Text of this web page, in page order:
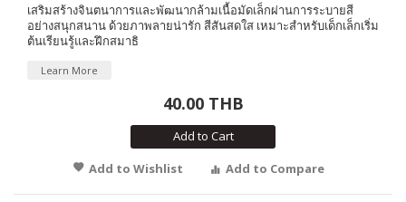
เสริมสร้างจินตนาการและพัฒนากล้ามเนื้อมัดเล็กผ่านการระบายสี
อย่างสนุกสนาน ด้วยภาพลายน่ารัก สีสันสดใส เหมาะสำหรับเด็กเล็กเริ่ม
ต้นเรียนรู้และฝึกสมาธิ
Learn More
40.00 THB
Add to Cart
Add to Wishlist
Add to Compare